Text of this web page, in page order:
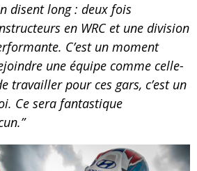
disent long : deux fois
en WRC et une division
C’est un moment
une équipe comme celle-
travailler pour ces gars, c’est un
Ce sera fantastique